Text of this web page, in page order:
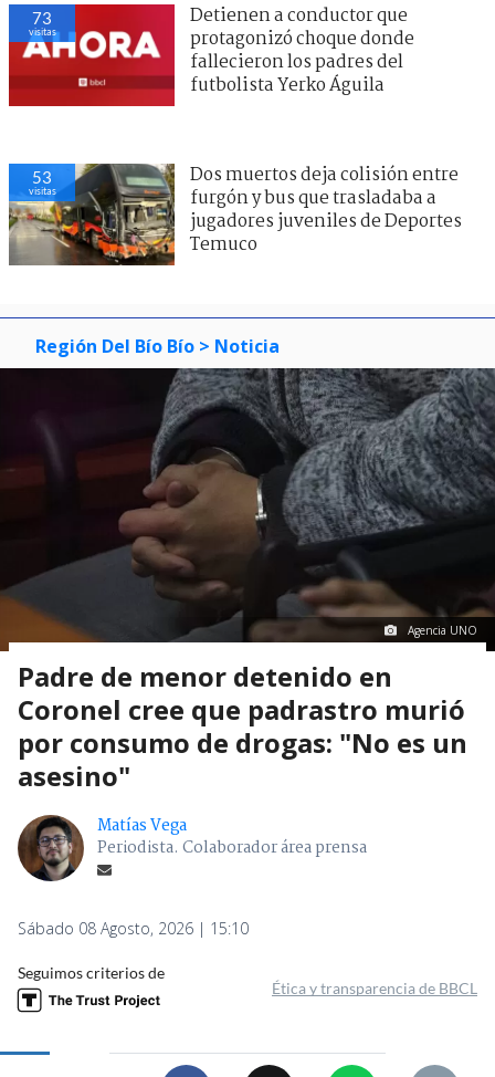
73
visitas
Detienen a conductor que
protagonizó choque donde
fallecieron los padres del
futbolista Yerko Águila
53
visitas
Dos muertos deja colisión entre
furgón y bus que trasladaba a
jugadores juveniles de Deportes
Temuco
Región Del Bío Bío > Noticia
Agencia UNO
Padre de menor detenido en
Coronel cree que padrastro murió
por consumo de drogas: "No es un
asesino"
Matías Vega
Periodista. Colaborador área prensa
Sábado 08 Agosto, 2026 | 15:10
Seguimos criterios de
Ética y transparencia de BBCL